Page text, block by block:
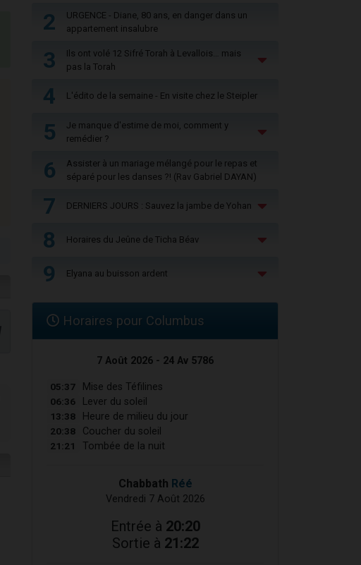
2
URGENCE - Diane, 80 ans, en danger dans un
appartement insalubre
3
Ils ont volé 12 Sifré Torah à Levallois… mais
pas la Torah
4 L'édito de la semaine - En visite chez le Steipler
5
Je manque d'estime de moi, comment y
remédier ?
6
Assister à un mariage mélangé pour le repas et
séparé pour les danses ?! (Rav Gabriel DAYAN)
7 DERNIERS JOURS : Sauvez la jambe de Yohan
8 Horaires du Jeûne de Ticha Béav
9 Elyana au buisson ardent
Horaires pour Columbus
7 Août 2026 - 24 Av 5786
05:37 Mise des Téfilines
06:36 Lever du soleil
13:38 Heure de milieu du jour
20:38 Coucher du soleil
21:21 Tombée de la nuit
Chabbath Réé
Vendredi 7 Août 2026
Entrée à 20:20
Sortie à 21:22